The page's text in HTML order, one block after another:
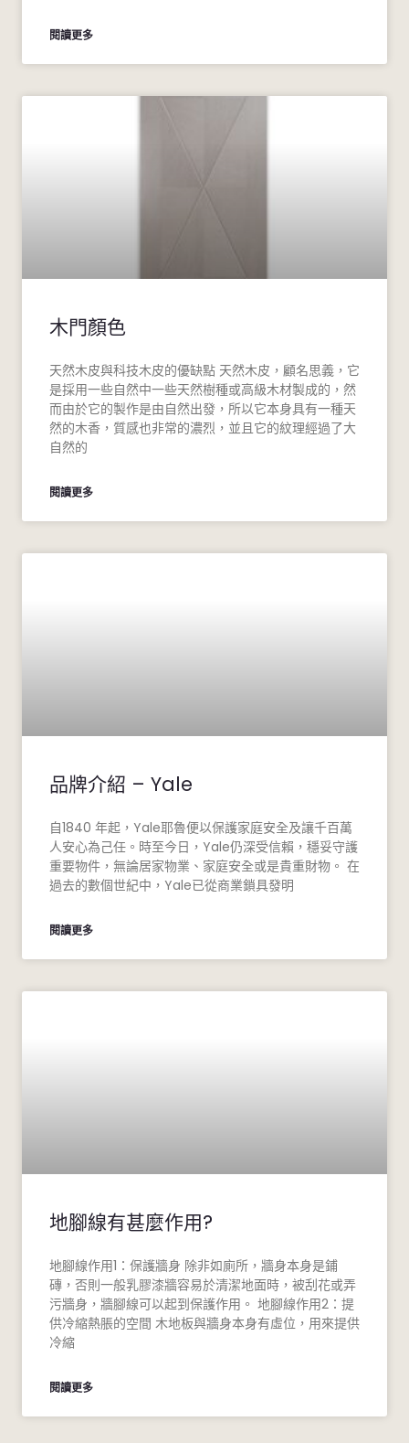
閱讀更多
木門顏色
天然木皮與科技木皮的優缺點 天然木皮，顧名思義，它
是採用一些自然中一些天然樹種或高級木材製成的，然
而由於它的製作是由自然出發，所以它本身具有一種天
然的木香，質感也非常的濃烈，並且它的紋理經過了大
自然的
閱讀更多
品牌介紹 – Yale
自1840 年起，Yale耶魯便以保護家庭安全及讓千百萬
人安心為己任。時至今日，Yale仍深受信賴，穩妥守護
重要物件，無論居家物業、家庭安全或是貴重財物。 在
過去的數個世紀中，Yale已從商業鎖具發明
閱讀更多
地腳線有甚麼作用?
地腳線作用1：保護牆身 除非如廁所，牆身本身是鋪
磚，否則一般乳膠漆牆容易於清潔地面時，被刮花或弄
污牆身，牆腳線可以起到保護作用。 地腳線作用2：提
供冷縮熱脹的空間 木地板與牆身本身有虛位，用來提供
冷縮
閱讀更多